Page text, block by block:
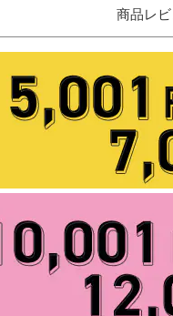
商品レ